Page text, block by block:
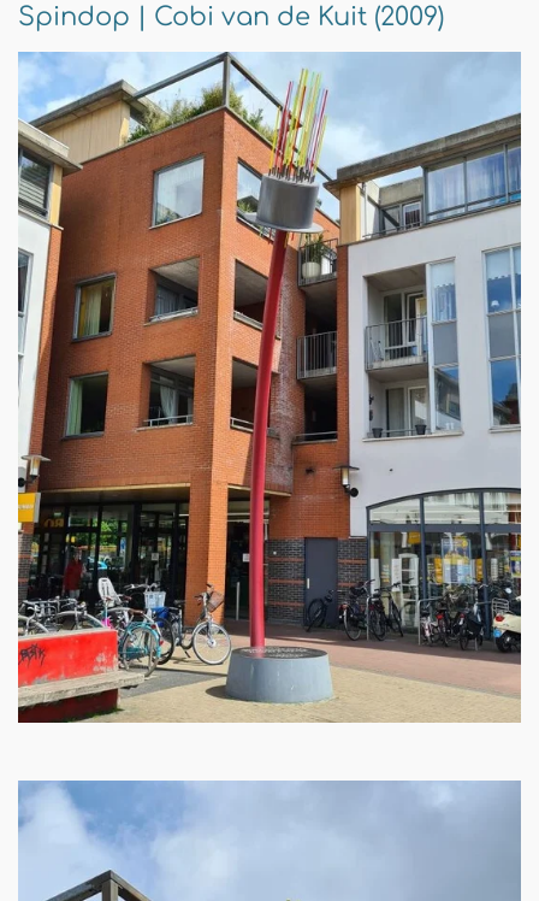
Spindop | Cobi van de Kuit (2009)